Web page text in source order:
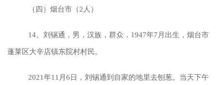
（四）烟台市（2人）
14、刘锡通，男，汉族，群众，1947年7月出生，烟台市
蓬莱区大辛店镇东院村村民。
2021年11月6日，刘锡通到自家的地里去刨葱。当天下午